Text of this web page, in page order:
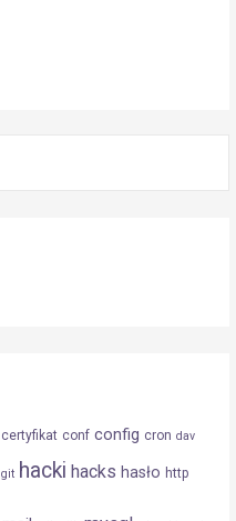
certyfikat conf config cron dav
git hacki hacks hasło http